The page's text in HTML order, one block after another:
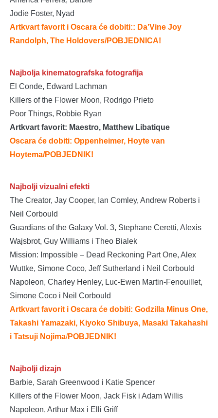
Jodie Foster, Nyad
Artkvart favorit i Oscara će dobiti:: Da’Vine Joy
Randolph, The Holdovers/POBJEDNICA!
Najbolja kinematografska fotografija
El Conde, Edward Lachman
Killers of the Flower Moon, Rodrigo Prieto
Poor Things, Robbie Ryan
Artkvart favorit: Maestro, Matthew Libatique
Oscara će dobiti: Oppenheimer, Hoyte van
Hoytema/POBJEDNIK!
Najbolji vizualni efekti
The Creator, Jay Cooper, Ian Comley, Andrew Roberts i
Neil Corbould
Guardians of the Galaxy Vol. 3, Stephane Ceretti, Alexis
Wajsbrot, Guy Williams i Theo Bialek
Mission: Impossible – Dead Reckoning Part One, Alex
Wuttke, Simone Coco, Jeff Sutherland i Neil Corbould
Napoleon, Charley Henley, Luc-Ewen Martin-Fenouillet,
Simone Coco i Neil Corbould
Artkvart favorit i Oscara će dobiti: Godzilla Minus One,
Takashi Yamazaki, Kiyoko Shibuya, Masaki Takahashi
i Tatsuji Nojima/POBJEDNIK!
Najbolji dizajn
Barbie, Sarah Greenwood i Katie Spencer
Killers of the Flower Moon, Jack Fisk i Adam Willis
Napoleon, Arthur Max i Elli Griff